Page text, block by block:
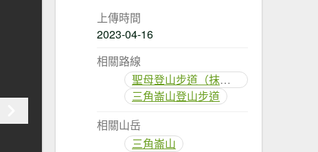
上傳時間
2023-04-16
相關路線
聖母登山步道（抹茶山）
三角崙山登山步道
相關山岳
三角崙山